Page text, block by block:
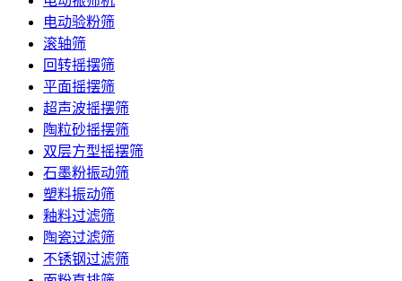
电动验粉筛
滚轴筛
回转摇摆筛
平面摇摆筛
超声波摇摆筛
陶粒砂摇摆筛
双层方型摇摆筛
石墨粉振动筛
塑料振动筛
釉料过滤筛
陶瓷过滤筛
不锈钢过滤筛